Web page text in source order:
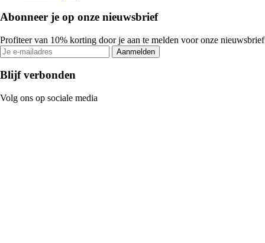
Abonneer je op onze nieuwsbrief
Profiteer van 10% korting door je aan te melden voor onze nieuwsbrief
Aanmelden
Blijf verbonden
Volg ons op sociale media